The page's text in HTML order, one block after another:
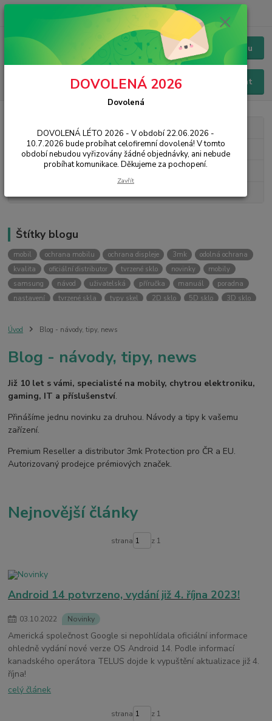
Menu
Hledat
Chat / Online podpora - 24/7
Kategorie blogu
3mk Protection
Novinky
Štítky blogu
mobil ochrana mobilu ochrana displeje 3mk
odolná ochrana
kvalita
oficiální distributor tvrzené sklo novinky
mobily
samsung
návod uživatelská příručka manuál
poradna
nastavení
tvrzené skla typy skel 2D sklo 5D sklo
3D sklo
ochranný kryt
vlastní potisk
3mk ochrana
premium reseller pouzdra kryty
kamera
pro děti
Úvod Blog - návody, tipy, news
Blog - návody, tipy, news
Již 10 let s vámi, specialisté na mobily, chytrou elektroniku,
gaming, IT a příslušenství.
Přinášíme jednu novinku za druhou. Návody a tipy k vašemu
zařízení.
Premium Reseller a distributor 3mk Protection pro ČR a EU.
Autorizovaný prodejce prémiových značek.
Nejnovější články
strana z 1
Android 14 potvrzeno, vydání již 4. října 2023!
03.10.2022 Novinky
Americká společnost Google si nepohlídala oficiální informace
ohledně vydání nové verze OS Android 14. Podle informací
kanadského operátora TELUS dojde k vypuštění aktualizace již 4.
října!
celý článek
strana z 1
DOVOLENÁ 2026
Dovolená
DOVOLENÁ LÉTO 2026 - V období 22.06.2026 -
10.7.2026 bude probíhat celofiremní dovolená! V tomto
období nebudou vyřizovány žádné objednávky, ani nebude
probíhat komunikace. Děkujeme za pochopení.
Zavřít